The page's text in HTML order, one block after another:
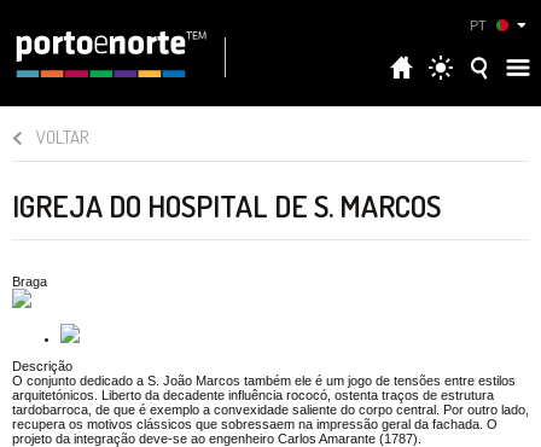
PT
VOLTAR
IGREJA DO HOSPITAL DE S. MARCOS
Braga
Descrição
O conjunto dedicado a S. João Marcos também ele é um jogo de tensões entre estilos
arquitetónicos. Liberto da decadente influência rococó, ostenta traços de estrutura
tardobarroca, de que é exemplo a convexidade saliente do corpo central. Por outro lado,
recupera os motivos clássicos que sobressaem na impressão geral da fachada. O
projeto da integração deve-se ao engenheiro Carlos Amarante (1787).